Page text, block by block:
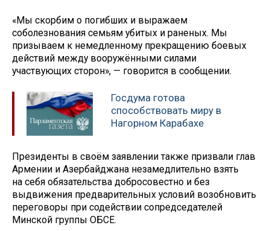
«Мы скорбим о погибших и выражаем
соболезнования семьям убитых и раненых. Мы
призываем к немедленному прекращению боевых
действий между вооружёнными силами
участвующих сторон», — говорится в сообщении.
Госдума готова
способствовать миру в
Нагорном Карабахе
Президенты в своём заявлении также призвали глав
Армении и Азербайджана незамедлительно взять
на себя обязательства добросовестно и без
выдвижения предварительных условий возобновить
переговоры при содействии сопредседателей
Минской группы ОБСЕ.